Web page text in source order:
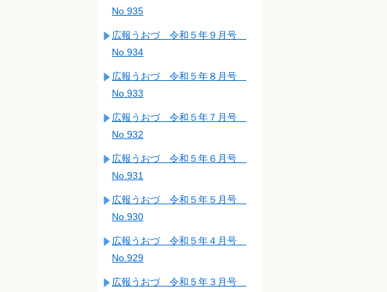
No.935
広報うおづ 令和５年９月号
No.934
広報うおづ 令和５年８月号
No.933
広報うおづ 令和５年７月号
No.932
広報うおづ 令和５年６月号
No.931
広報うおづ 令和５年５月号
No.930
広報うおづ 令和５年４月号
No.929
広報うおづ 令和５年３月号